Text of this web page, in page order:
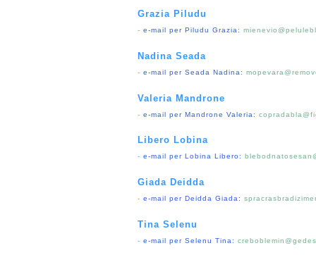
Grazia Piludu
- e-mail per Piludu Grazia:
Nadina Seada
- e-mail per Seada Nadina:
Valeria Mandrone
- e-mail per Mandrone Valeria:
Libero Lobina
- e-mail per Lobina Libero:
Giada Deidda
- e-mail per Deidda Giada:
Tina Selenu
- e-mail per Selenu Tina: